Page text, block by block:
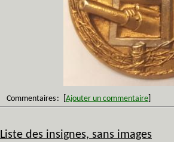
Commentaires : Ajouter un commentaire
Liste des insignes, sans images